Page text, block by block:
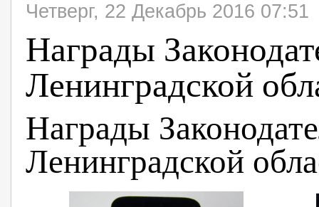
Четверг, 22 Декабрь 2016 07:51
Награды
Ленинградской
Награды
Ленинградской